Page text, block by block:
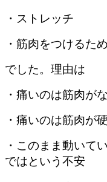
・ストレッチ
・筋肉をつけるた
でした。理由は
・痛いのは筋肉が
・痛いのは筋肉が
・このまま動いて
ではという不安